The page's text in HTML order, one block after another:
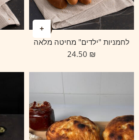
לחמניות "ילדים" מחיטה מלאה
₪